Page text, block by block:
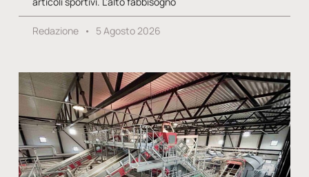
Redazione 5 Agosto 2026